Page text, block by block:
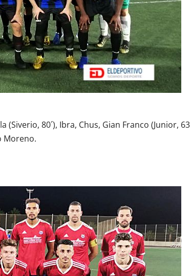
(Siverio, 80´), Ibra, Chus, Gian Franco (Junior, 63
Moreno.